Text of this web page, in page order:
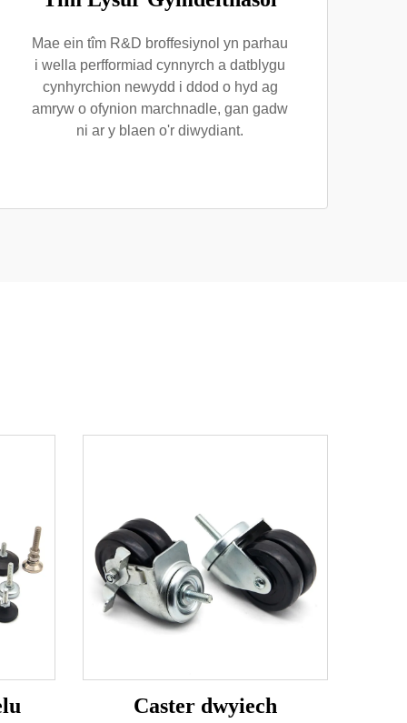
Mae ein tîm R&D broffesiynol yn parhau
i wella perfformiad cynnyrch a datblygu
cynhyrchion newydd i ddod o hyd ag
amryw o ofynion marchnadle, gan gadw
ni ar y blaen o'r diwydiant.
Caster dwyiech